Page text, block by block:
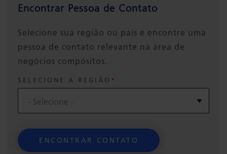
Encontrar Pessoa de Contato
Selecione sua região ou país e encontre uma
pessoa de contato relevante na área de
negócios compósitos.
SELECIONE A REGIÃO